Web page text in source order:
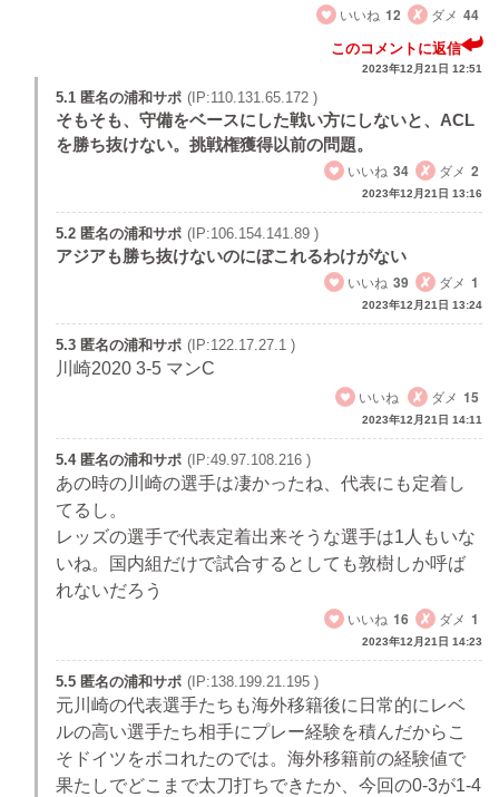
いいね 12 ダメ 44
このコメントに返信
2023年12月21日 12:51
5.1 匿名の浦和サポ (IP:110.131.65.172 )
そもそも、守備をベースにした戦い方にしないと、ACL
を勝ち抜けない。挑戦権獲得以前の問題。
いいね 34 ダメ 2
2023年12月21日 13:16
5.2 匿名の浦和サポ (IP:106.154.141.89 )
アジアも勝ち抜けないのにぼこれるわけがない
いいね 39 ダメ 1
2023年12月21日 13:24
5.3 匿名の浦和サポ (IP:122.17.27.1 )
川崎2020 3-5 マンC
いいね
ダメ 15
2023年12月21日 14:11
5.4 匿名の浦和サポ (IP:49.97.108.216 )
あの時の川崎の選手は凄かったね、代表にも定着し
てるし。
レッズの選手で代表定着出来そうな選手は1人もいな
いね。国内組だけで試合するとしても敦樹しか呼ば
れないだろう
いいね 16 ダメ 1
2023年12月21日 14:23
5.5 匿名の浦和サポ (IP:138.199.21.195 )
元川崎の代表選手たちも海外移籍後に日常的にレベ
ルの高い選手たち相手にプレー経験を積んだからこ
そドイツをボコれたのでは。海外移籍前の経験値で
果たしでどこまで太刀打ちできたか、今回の0-3が1-4